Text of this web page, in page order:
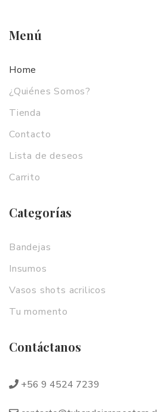
Menú
Home
¿Quiénes Somos?
Tienda
Contacto
Lista de deseos
Carrito
Categorías
Bandejas
Insumos
Vasos shots acrilicos
Tu momento
Contáctanos
+56 9 4524 7239